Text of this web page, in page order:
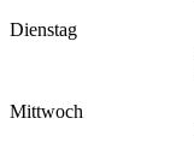
Dienstag
Mittwoch